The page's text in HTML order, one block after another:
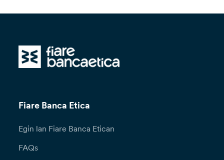
Fiare Banca Etica
Egin lan Fiare Banca Etican
FAQs